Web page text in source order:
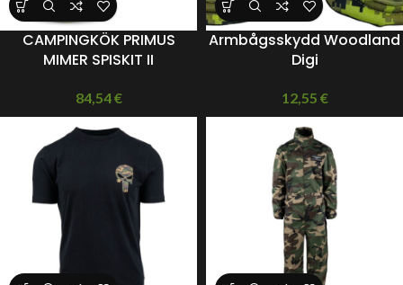
CAMPINGKÖK PRIMUS
MIMER SPISKIT II
84,54€
Armbågsskydd Woodland
Digi
12,55 €